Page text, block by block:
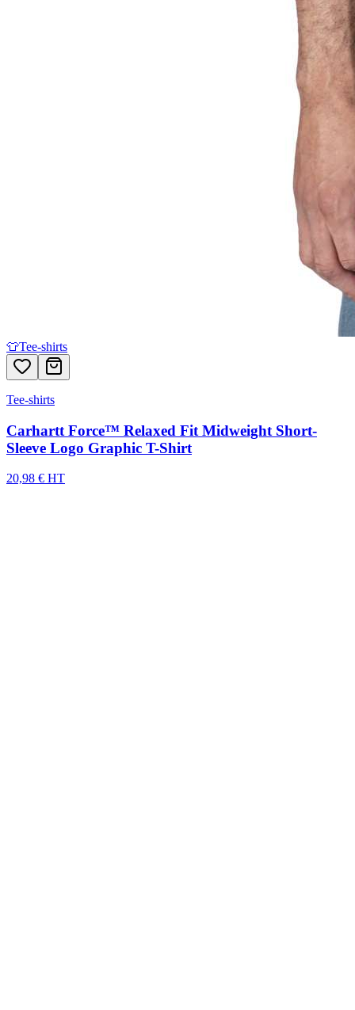
👕Tee-shirts
Tee-shirts
Carhartt Force™ Relaxed Fit Midweight Short-
Sleeve Logo Graphic T-Shirt
20,98 € HT